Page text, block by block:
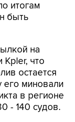
итогам
быть
на
что
остается
его миновали
в регионе
- 140 судов.